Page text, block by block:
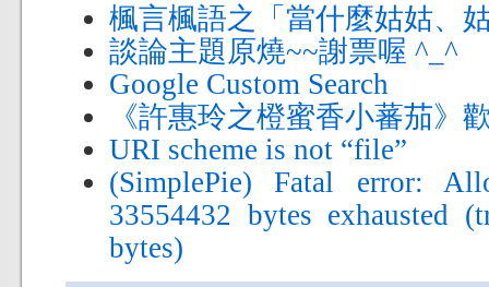
楓言楓語之「當什麼姑姑、
談論主題原燒~~謝票喔 ^_^
Google Custom Search
《許惠玲之橙蜜香小蕃茄》
URI scheme is not “file”
(SimplePie) Fatal error:
33554432 bytes exhausted
bytes)